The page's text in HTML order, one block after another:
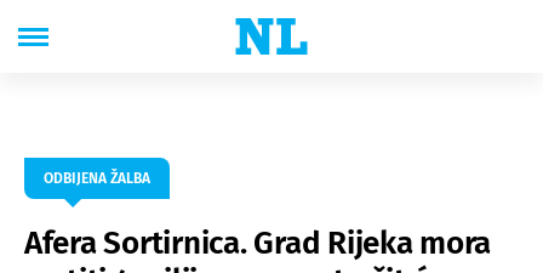
ODBIJENA ŽALBA
Afera Sortirnica. Grad Rijeka mora